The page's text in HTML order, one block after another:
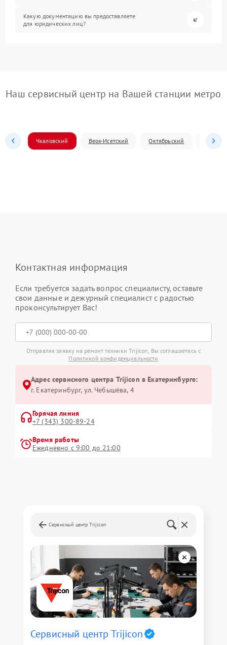
Какую документацию вы предоставляете
для юридических лиц?
Наш сервисный центр на Вашей станции метро
Чкаловский Верх-Исетский Октябрьский
Контактная информация
Если требуется задать вопрос специалисту, оставьте
свои данные и дежурный специалист с радостью
проконсультирует Вас!
Отправляя заявку на ремонт техники Trijicon, Вы соглашаетесь с
Политикой конфиденциальности
Адрес сервисного центра Trijicon в Екатеринбурге:
г. Екатеринбург, ул. Чебышёва, 4
Горячая линия
+7 (343) 300-89-24
Время работы
Ежедневно с 9:00 до 21:00
Сервисный центр Trijicon
Сервисный центр Trijicon